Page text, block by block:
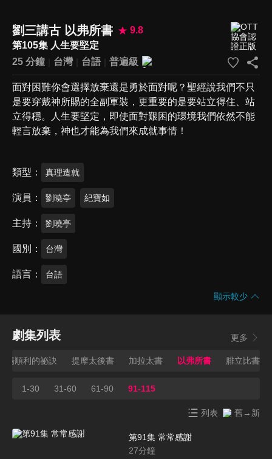
劉三講古 以弗所書
9.8
第105集 人生要堅定
25 分鐘
台灣 台語 普遍級
面對困難你會選擇放棄還是勇於面對呢？聖經說我們不只
是要穿戴神所賜的全副軍裝，更重要的是要站立得住、站
立得穩。人生要堅定，即使面對艱困的環境我們依然不能
輕言放棄，神也才能為我們來成就事情！
類型 真理造就
演員 劉曉亭 紀寶如
主持 劉曉亭
國別 台灣
語言 台語
顯示較少
劇集列表 更多
場順利的祕訣 提摩太後書 加拉太書 以弗所書 腓立比書
1-30 31-60 61-90 91-115
列表 舊→新
第91集 常常感謝
27分鐘